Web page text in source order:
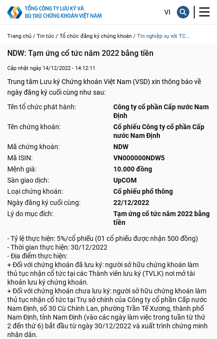
Trang chủ / Tin tức / Tổ chức đăng ký chứng khoán / Tin nghiệp vụ với TC...
NDW: Tạm ứng cổ tức năm 2022 bằng tiền
Cập nhật ngày 14/12/2022 - 14:12:11
Trung tâm Lưu ký Chứng khoán Việt Nam (VSD) xin thông báo về
ngày đăng ký cuối cùng như sau:
Tên tổ chức phát hành:
Công ty cổ phần Cấp nước Nam
Định
Tên chứng khoán:
Cổ phiếu Công ty cổ phần Cấp
nước Nam Định
Mã chứng khoán:
NDW
Mã ISIN:
VN000000NDW5
Mệnh giá:
10.000 đồng
Sàn giao dịch:
UpCOM
Loại chứng khoán:
Cổ phiếu phổ thông
Ngày đăng ký cuối cùng:
22/12/2022
Lý do mục đích:
Tạm ứng cổ tức năm 2022 bằng
tiền
- Tỷ lệ thực hiện: 5%/cổ phiếu (01 cổ phiếu được nhận 500 đồng)
- Thời gian thực hiện: 30/12/2022
- Địa điểm thực hiện:
+ Đối với chứng khoán đã lưu ký: người sở hữu chứng khoán làm
thủ tục nhận cổ tức tại các Thành viên lưu ký (TVLK) nơi mở tài
khoản lưu ký chứng khoán.
+ Đối với chứng khoán chưa lưu ký: người sở hữu chứng khoán làm
thủ tục nhận cổ tức tại Trụ sở chính của Công ty cổ phần Cấp nước
Nam Định, số 30 Cù Chính Lan, phường Trần Tế Xương, thành phố
Nam Định, tỉnh Nam Định (vào các ngày làm việc trong tuần từ thứ
2 đến thứ 6) bắt đầu từ ngày 30/12/2022 và xuất trình chứng minh
nhân dân.